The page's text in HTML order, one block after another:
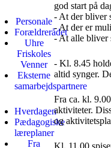
Personale
Forældrerådet
Uhre
Friskoles
Venner
Eksterne
samarbejdspartnere
Hverdagen
Pædagogiske
læreplaner
Fra
god start på
- At der bliver
- At der er
- At alle bliver
- Kl. 8.45
altid synger.
Fra ca. kl.
aktiviteter.
og
Kl. 11.00